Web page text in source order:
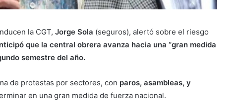
la CGT, Jorge Sola (seguros), alertó sobre el riesgo
que la central obrera avanza hacia una “gran medida
semestre del año.
de protestas por sectores, con paros, asambleas, y
en una gran medida de fuerza nacional.